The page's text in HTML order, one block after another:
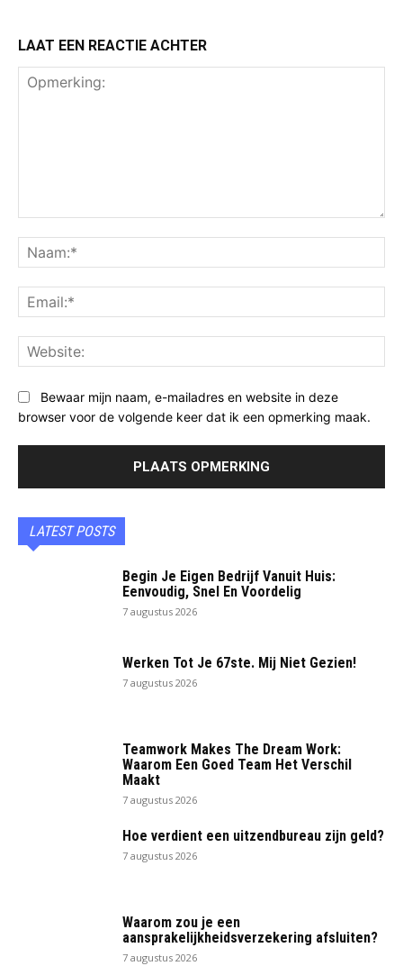
LAAT EEN REACTIE ACHTER
Bewaar mijn naam, e-mailadres en website in deze
browser voor de volgende keer dat ik een opmerking maak.
LATEST POSTS
Begin Je Eigen Bedrijf Vanuit Huis:
Eenvoudig, Snel En Voordelig
7 augustus 2026
Werken Tot Je 67ste. Mij Niet Gezien!
7 augustus 2026
Teamwork Makes The Dream Work:
Waarom Een Goed Team Het Verschil
Maakt
7 augustus 2026
Hoe verdient een uitzendbureau zijn geld?
7 augustus 2026
Waarom zou je een
aansprakelijkheidsverzekering afsluiten?
7 augustus 2026